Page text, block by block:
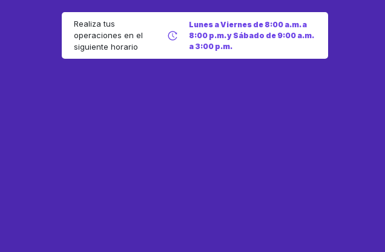
Realiza tus
operaciones en el
siguiente horario
Lunes a Viernes de 8:00 a.m. a
8:00 p.m. y Sábado de 9:00 a.m.
a 3:00 p.m.